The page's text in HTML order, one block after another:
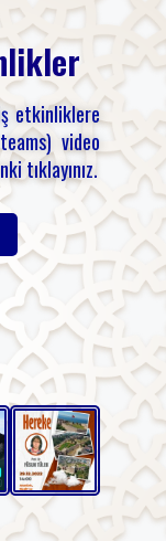
etkinliklere
video
tıklayınız.